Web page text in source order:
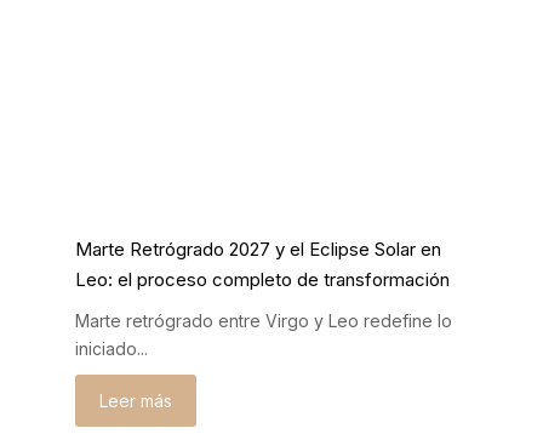
Marte Retrógrado 2027 y el Eclipse Solar en
Leo: el proceso completo de transformación
Marte retrógrado entre Virgo y Leo redefine lo
iniciado...
Leer más